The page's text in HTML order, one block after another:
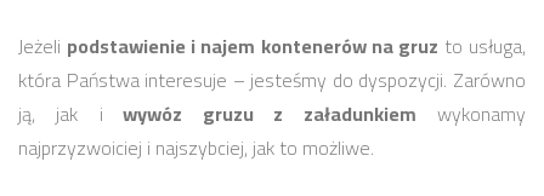
Jeżeli podstawienie i najem kontenerów na gruz to usługa,
która Państwa interesuje – jesteśmy do dyspozycji. Zarówno
ją, jak i wywóz gruzu z załadunkiem wykonamy
najprzyzwoiciej i najszybciej, jak to możliwe.